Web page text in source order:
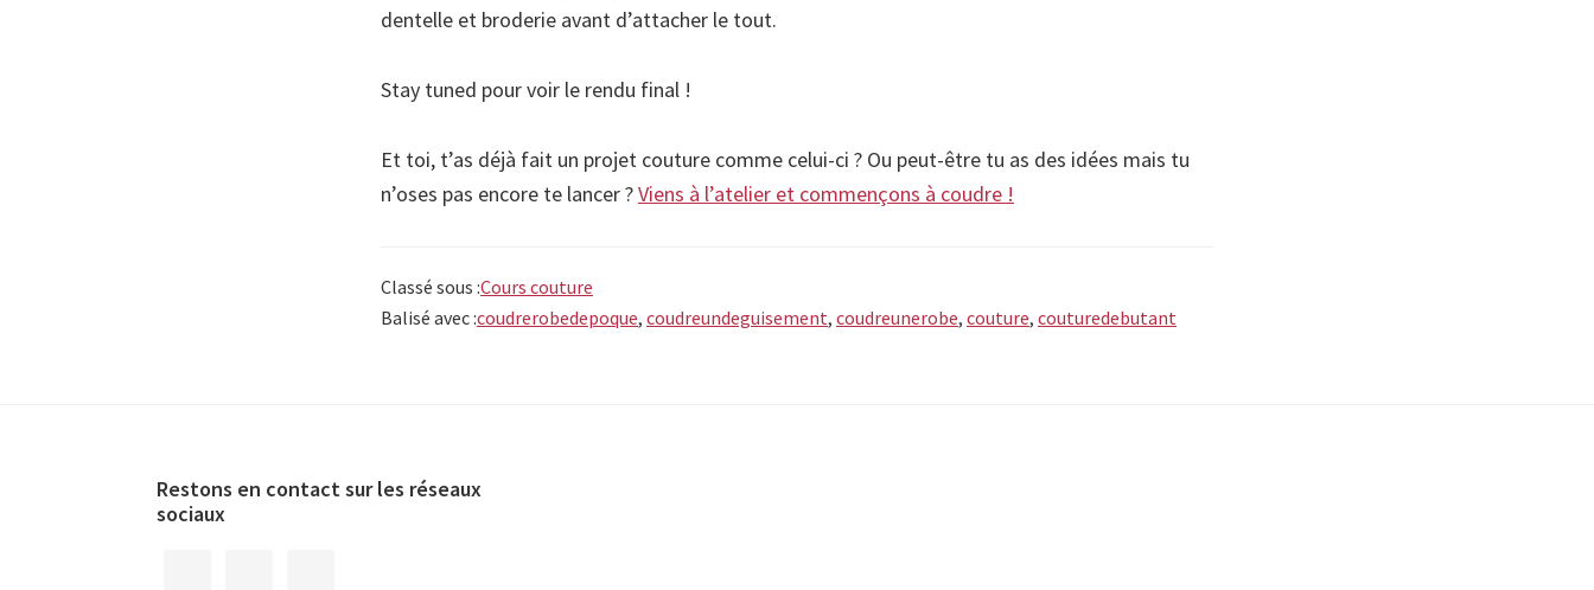
dentelle et broderie avant d’attacher le tout.
Stay tuned pour voir le rendu final !
Et toi, t’as déjà fait un projet couture comme celui-ci ? Ou peut-être tu as des idées mais tu
n’oses pas encore te lancer ?Viens à l’atelier et commençons à coudre !
Classé sous :Cours couture
Balisé avec :coudrerobedepoque, coudreundeguisement, coudreunerobe, couture, couturedebutant
Restons en contact sur les réseaux
sociaux